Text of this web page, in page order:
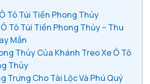
Tô Túi Tiền Phong Thủy
Tô Túi Tiền Phong Thủy – Thu
Mắn
Thủy Của Khánh Treo Xe Ô Tô
Thủy
Trưng Cho Tài Lộc Và Phú Quý